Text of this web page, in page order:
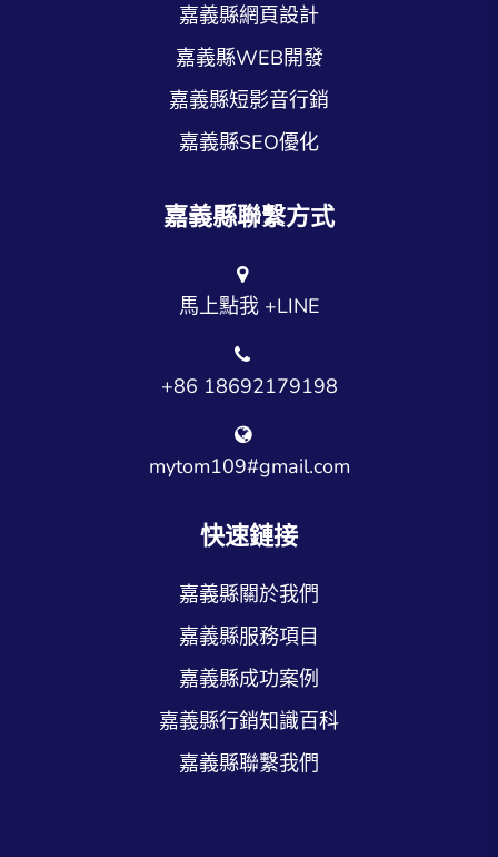
嘉義縣網頁設計
嘉義縣WEB開發
嘉義縣短影音行銷
嘉義縣SEO優化
嘉義縣聯繫方式
馬上點我 +LINE
+86 18692179198
mytom109#gmail.com
快速鏈接
嘉義縣關於我們
嘉義縣服務項目
嘉義縣成功案例
嘉義縣行銷知識百科
嘉義縣聯繫我們